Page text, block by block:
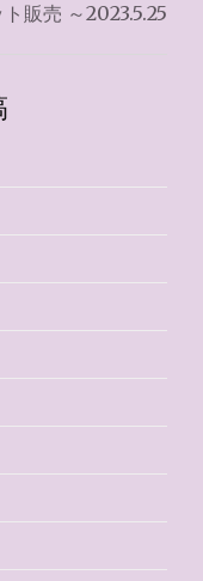
販売 ～2023.5.25